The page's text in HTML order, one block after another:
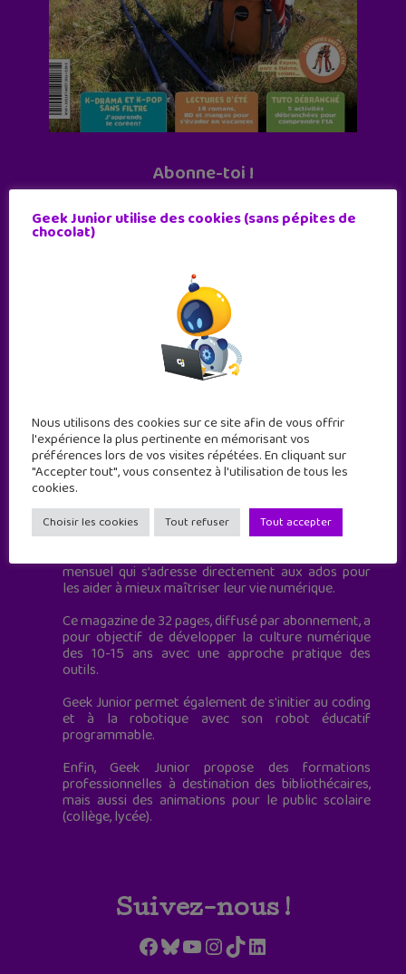
Abonne-toi !
Geek Junior est le premier site de culture numérique
à destination des adolescents.
mensuel qui s’adresse directement aux ados pour
les aider à mieux maîtriser leur vie numérique.
Ce magazine de 32 pages, diffusé par abonnement, a
pour objectif de développer la culture numérique
des 10-15 ans avec une approche pratique des
outils.
Geek Junior permet également de s'initier au coding
et à la robotique avec son robot éducatif
programmable.
Enfin, Geek Junior propose des formations
professionnelles à destination des bibliothécaires,
mais aussi des animations pour le public scolaire
(collège, lycée).
Suivez-nous !
Facebook
Bluesky
YouTube
Instagram
TikTokLinkedIn
Geek Junior utilise des cookies (sans pépites de
chocolat)
Nous utilisons des cookies sur ce site afin de vous offrir
l'expérience la plus pertinente en mémorisant vos
préférences lors de vos visites répétées. En cliquant sur
"Accepter tout", vous consentez à l'utilisation de tous les
cookies.
Choisir les cookies Tout refuser Tout accepter